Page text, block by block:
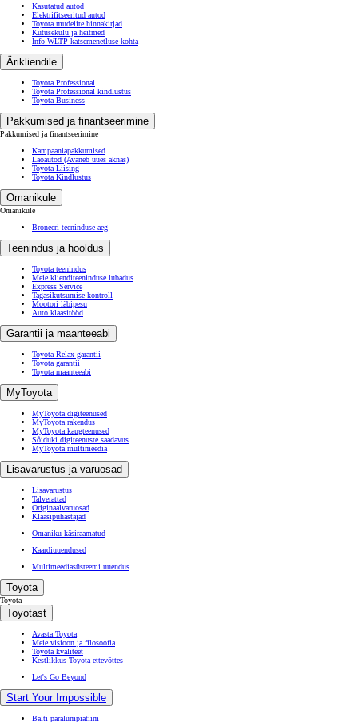
Kasutatud autod
Elektrifitseeritud autod
Toyota mudelite hinnakirjad
Kütusekulu ja heitmed
Info WLTP katsemenetluse kohta
Ärikliendile
Toyota Professional
Toyota Professional kindlustus
Toyota Business
Pakkumised ja finantseerimine
Pakkumised ja finantseerimine
Kampaaniapakkumised
Laoautod (Avaneb uues aknas)
Toyota Liising
Toyota Kindlustus
Omanikule
Omanikule
Broneeri teeninduse aeg
Teenindus ja hooldus
Toyota teenindus
Meie klienditeeninduse lubadus
Express Service
Tagasikutsumise kontroll
Mootori läbipesu
Auto klaasitööd
Garantii ja maanteeabi
Toyota Relax garantii
Toyota garantii
Toyota maanteeabi
MyToyota
MyToyota digiteenused
MyToyota rakendus
MyToyota kaugteenused
Sõiduki digiteenuste saadavus
MyToyota multimeedia
Lisavarustus ja varuosad
Lisavarustus
Talverattad
Originaalvaruosad
Klaasipuhastajad
Omaniku käsiraamatud
Kaardiuuendused
Multimeediasüsteemi uuendus
Toyota
Toyota
Toyotast
Avasta Toyota
Meie visioon ja filosoofia
Toyota kvaliteet
Kestlikkus Toyota ettevõttes
Let's Go Beyond
Start Your Impossible
Balti paralümpiatiim